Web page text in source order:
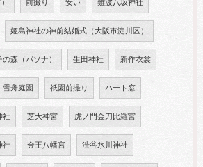
前撮り 安い 難波八坂神社
姫島神社の神前結婚式（大阪市淀川区）
の森（パソナ） 生田神社 新作衣裳
雪舟庭園 祇園前撮り ハート窓
社 芝大神宮 虎ノ門金刀比羅宮
社 金王八幡宮 渋谷氷川神社